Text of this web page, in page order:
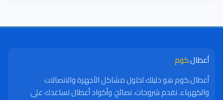
أعطال.كوم
أعطال.كوم هو دليلك لحلول مشاكل الأجهزة والاتصالات
والكهرباء. نقدم شروحات، نصائح، وأكواد أعطال تساعدك على